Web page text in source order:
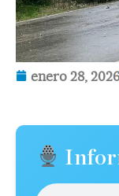
enero 28, 2026